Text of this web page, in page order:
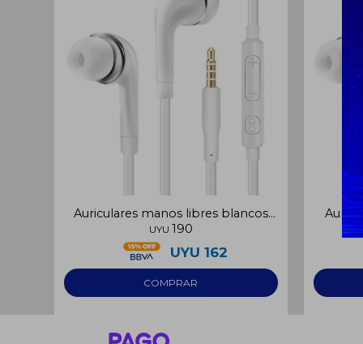
Auriculares manos libres blancos
3.5mm
UYU 190
UYU 162